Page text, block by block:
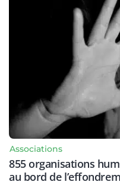
Associations
855 organisations
au bord de